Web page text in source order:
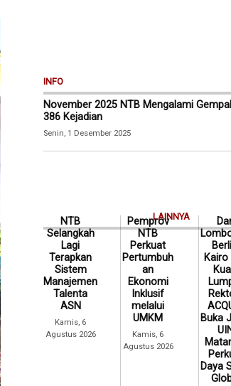
INFO
November 2025 NTB Mengalami
386 Kejadian
Senin, 1 Desember 2025
LAINNYA
NTB
Selangkah
Lagi
Terapkan
Sistem
Manajemen
Talenta
ASN
Kamis, 6
Agustus 2026
Pemprov
NTB
Perkuat
Pertumbuh
an
Ekonomi
Inklusif
melalui
UMKM
Kamis, 6
Agustus 2026
Kairo
Buka
Daya